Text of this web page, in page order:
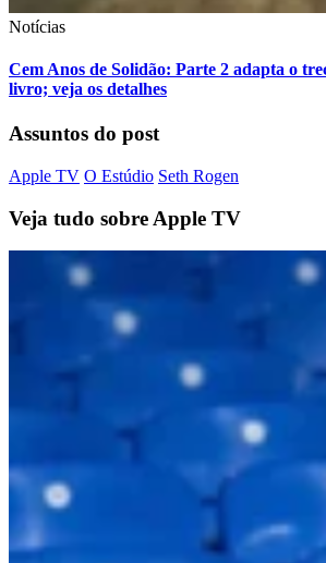
Notícias
Cem Anos de Solidão: Parte 2 adapta o
livro; veja os detalhes
Assuntos do post
Apple TV O Estúdio Seth Rogen
Veja tudo sobre Apple TV